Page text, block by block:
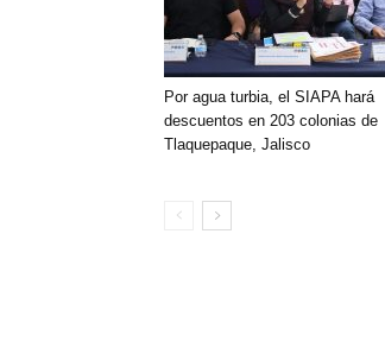
Por agua turbia, el SIAPA hará
descuentos en 203 colonias de
Tlaquepaque, Jalisco